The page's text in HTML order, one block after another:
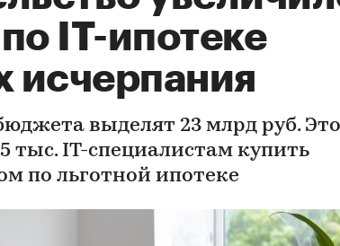
IT-ипотеке
исчерпания
выделят 23 млрд руб. Это
тыс. IT-специалистам купить
по льготной ипотеке